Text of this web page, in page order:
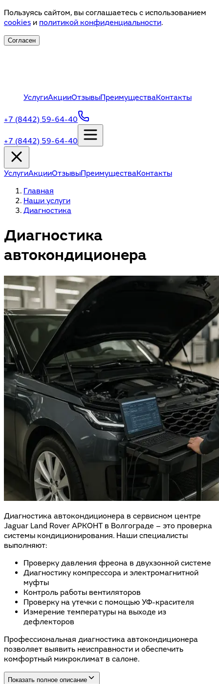
Пользуясь сайтом, вы соглашаетесь с использованием
cookies и политикой конфиденциальности.
Согласен
УслугиАкцииОтзывыПреимуществаКонтакты
+7 (8442) 59-64-40
+7 (8442) 59-64-40
УслугиАкцииОтзывыПреимуществаКонтакты
Главная
Наши услуги
Диагностика
Диагностика
автокондиционера
Диагностика автокондиционера в сервисном центре
Jaguar Land Rover АРКОНТ в Волгограде – это проверка
системы кондиционирования. Наши специалисты
выполняют:
Проверку давления фреона в двухзонной системе
Диагностику компрессора и электромагнитной
муфты
Контроль работы вентиляторов
Проверку на утечки с помощью УФ-красителя
Измерение температуры на выходе из
дефлекторов
Профессиональная диагностика автокондиционера
позволяет выявить неисправности и обеспечить
комфортный микроклимат в салоне.
Показать полное описание